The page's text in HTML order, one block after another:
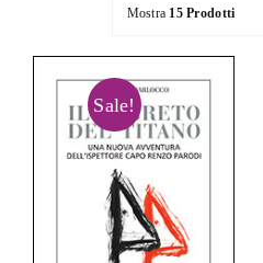
Le Collane
Catalogo
Mostra 15 Prodotti
Sale!